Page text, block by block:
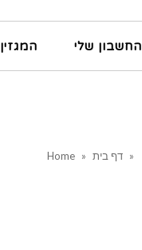
המגזין החשבון שלי
Home » דף בית »